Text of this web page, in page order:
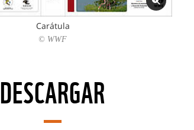
Carátula
© WWF
DESCARGAR